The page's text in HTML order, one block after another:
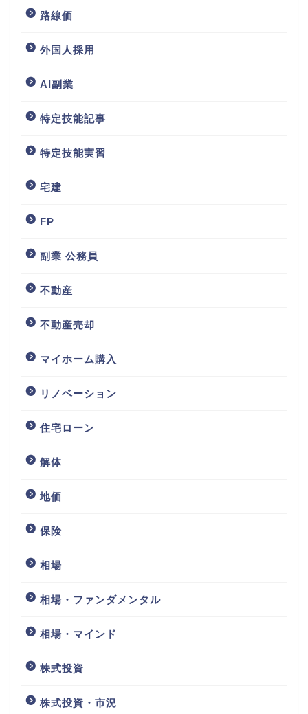
路線価
外国人採用
AI副業
特定技能記事
特定技能実習
宅建
FP
副業 公務員
不動産
不動産売却
マイホーム購入
リノベーション
住宅ローン
解体
地価
保険
相場
相場・ファンダメンタル
相場・マインド
株式投資
株式投資・市況